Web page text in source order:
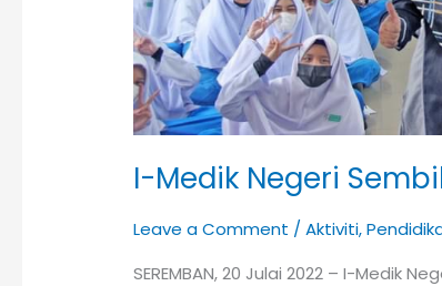
I-Medik Negeri
Leave a Comment /Aktiviti,
SEREMBAN, 20 Julai 2022 – I-Medik